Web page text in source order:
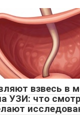
взвесь в
УЗИ: что